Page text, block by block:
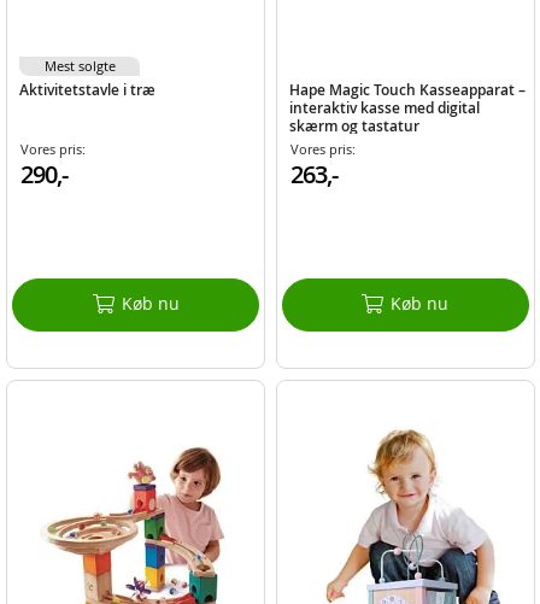
Aktivitetstavle i træ
Vores pris:
290,-
Køb nu
Mest solgte
Hape Magic Touch Kasseapparat –
interaktiv kasse med digital
skærm og tastatur
Vores pris:
263,-
Køb nu